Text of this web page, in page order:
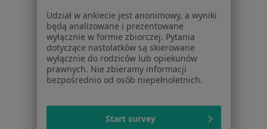
Blog dla pacjentów
Dla profesjonalistów
Cennik
Dla lekarzy
Noa Notes nowość
Baza wiedzy
Udział w ankiecie jest anonimowy, a wyniki
będą analizowane i prezentowane
wyłącznie w formie zbiorczej. Pytania
dotyczące nastolatków są skierowane
wyłącznie do rodziców lub opiekunów
prawnych. Nie zbieramy informacji
bezpośrednio od osób niepełnoletnich.
Start survey